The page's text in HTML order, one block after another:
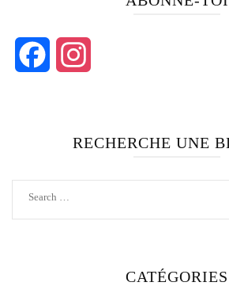
Facebook
RECHERCHE UNE
Search
CATÉGORIES